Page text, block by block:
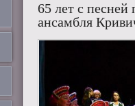
65 лет с
ансамбля